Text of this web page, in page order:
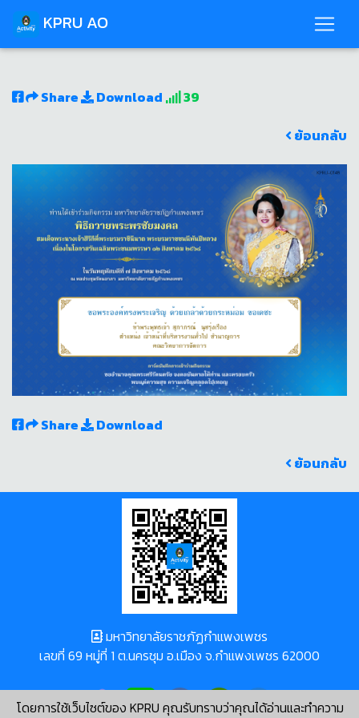
KPRU AO
Share Download
39
ย้อนกลับ
Share
Download
ย้อนกลับ
โดยการใช้เว็บไซต์ของ KPRU คุณรับทราบว่าคุณได้อ่านและทำความ
มหาวิทยาลัยราชภัฏกำแพงเพชร
เลขที่ 69 หมู่ที่ 1 ต.นครชุม อ.เมือง จ.กำแพงเพชร 62000